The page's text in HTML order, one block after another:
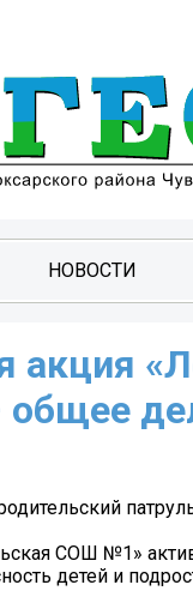
НОВОСТИ
акция
общее
СОШ №1»
детей и